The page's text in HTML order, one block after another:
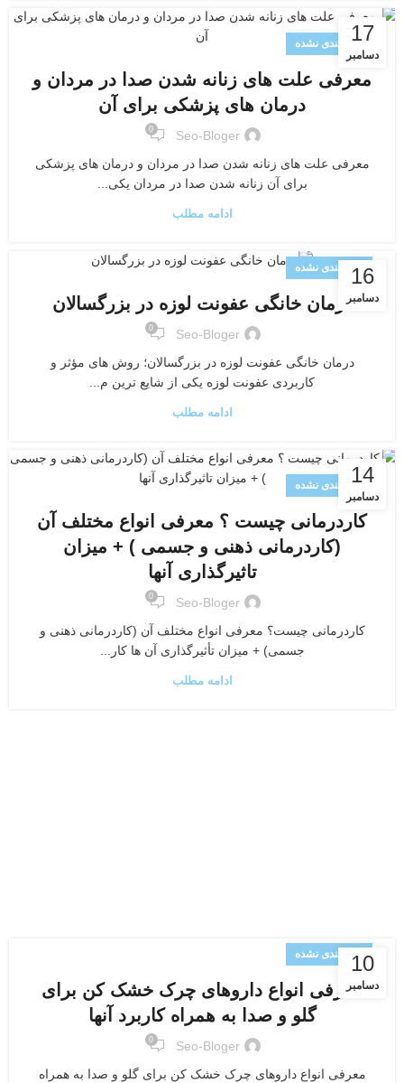
17
دسامبر
دسته‌بندی نشده
معرفی علت های زنانه شدن صدا در مردان و
درمان های پزشکی برای آن
Seo-Bloger
0
معرفی علت های زنانه شدن صدا در مردان و درمان های پزشکی
برای آن زنانه شدن صدا در مردان یکی...
ادامه مطلب
16
دسامبر
دسته‌بندی نشده
درمان خانگی عفونت لوزه در بزرگسالان
Seo-Bloger
0
درمان خانگی عفونت لوزه در بزرگسالان؛ روش های مؤثر و
کاربردی عفونت لوزه یکی از شایع ترین م...
ادامه مطلب
14
دسامبر
دسته‌بندی نشده
کاردرمانی چیست ؟ معرفی انواع مختلف آن
(کاردرمانی ذهنی و جسمی ) + میزان
تاثیرگذاری آنها
Seo-Bloger
0
کاردرمانی چیست؟ معرفی انواع مختلف آن (کاردرمانی ذهنی و
جسمی) + میزان تأثیرگذاری آن ها کار...
ادامه مطلب
10
دسامبر
دسته‌بندی نشده
معرفی انواع داروهای چرک خشک کن برای
گلو و صدا به همراه کاربرد آنها
Seo-Bloger
0
معرفی انواع داروهای چرک خشک کن برای گلو و صدا به همراه